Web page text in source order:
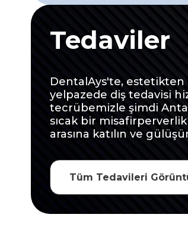
Tedaviler
DentalAys'te, estetikten
yelpazede diş tedavisi
tecrübemizle şimdi
sıcak bir
arasına katılın ve
Tüm Tedavileri